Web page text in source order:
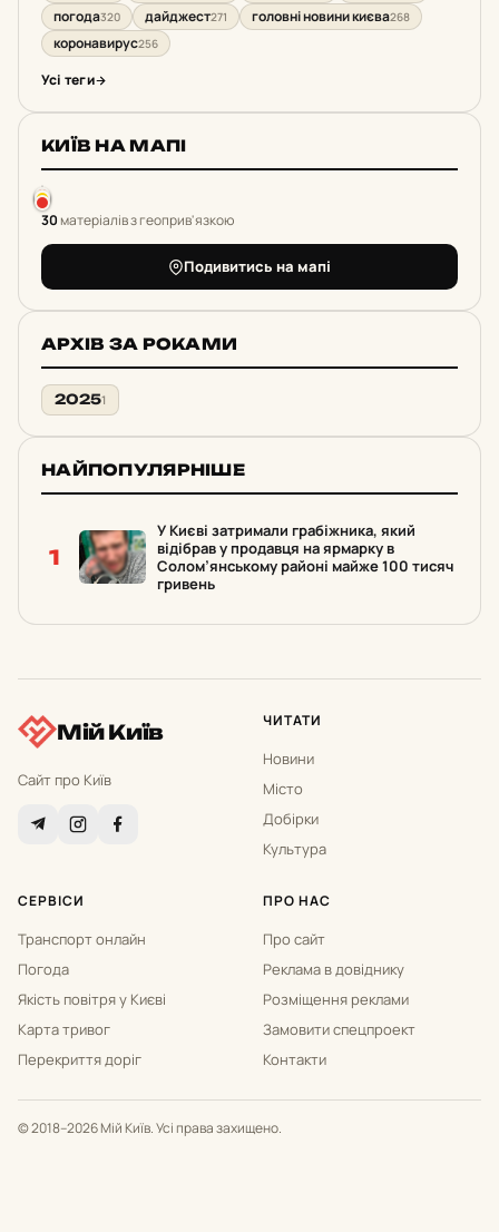
погода320 дайджест271 головні новини києва268
коронавирус256
Усі теги
КИЇВ НА МАПІ
30матеріалів з геоприв'язкою
Подивитись на мапі
АРХІВ ЗА РОКАМИ
20251
НАЙПОПУЛЯРНІШЕ
1
У Києві затримали грабіжника, який
відібрав у продавця на ярмарку в
Солом’янському районі майже 100 тисяч
гривень
Мій Київ
Сайт про Київ
ЧИТАТИ
Новини
Місто
Добірки
Культура
СЕРВІСИ
Транспорт онлайн
Погода
Якість повітря у Києві
Карта тривог
Перекриття доріг
ПРО НАС
Про сайт
Реклама в довіднику
Розміщення реклами
Замовити спецпроект
Контакти
© 2018–2026 Мій Київ. Усі права захищено.